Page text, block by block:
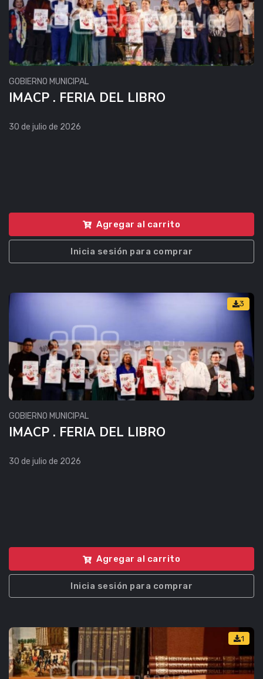
GOBIERNO MUNICIPAL
IMACP . FERIA DEL LIBRO
30 de julio de 2026
Agregar al carrito
Inicia sesión para comprar
3
GOBIERNO MUNICIPAL
IMACP . FERIA DEL LIBRO
30 de julio de 2026
Agregar al carrito
Inicia sesión para comprar
1